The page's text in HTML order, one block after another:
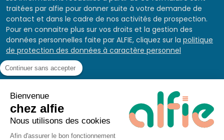
traitées par alfie pour donner suite à votre demande de
contact et dans le cadre de nos activités de prospection.
Pour en connaitre plus sur vos droits et la gestion des
données personnelles faite par ALFIE, cliquez sur la politique
de protection des données à caractère personnel
Continuer sans accepter
Bienvenue
chez alfie
Nous utilisons des cookies
Afin d'assurer le bon fonctionnement